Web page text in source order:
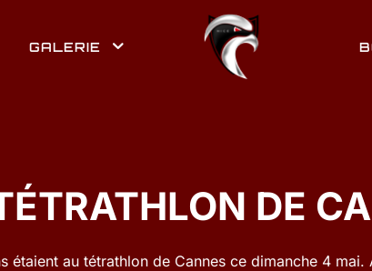
GALERIE
DE
étaient au tétrathlon de Cannes ce dimanche 4